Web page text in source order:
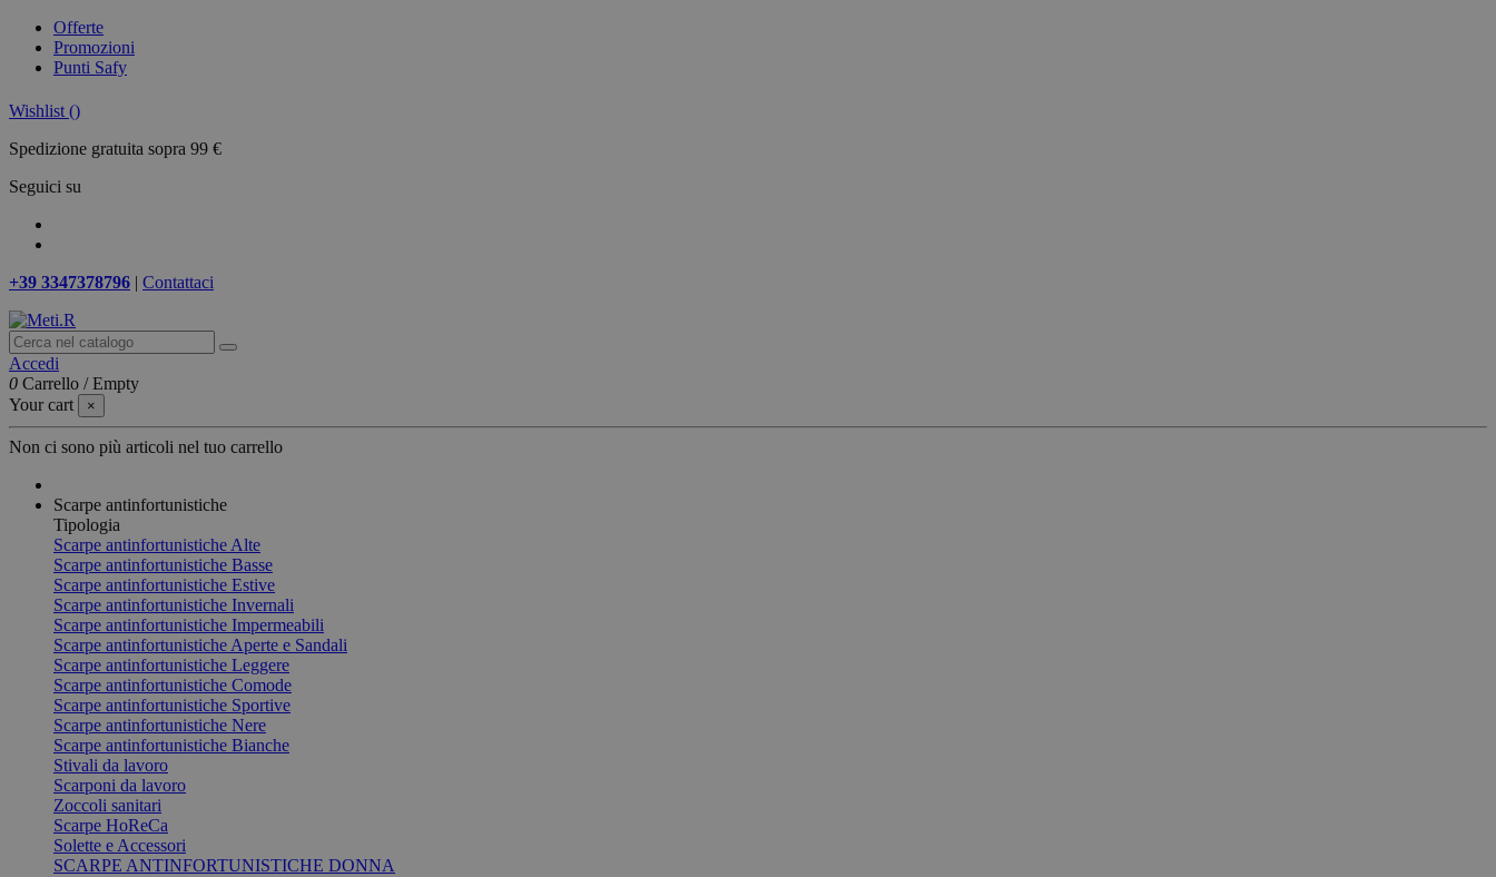
Offerte
Promozioni
Punti Safy
Wishlist ()
Spedizione gratuita sopra 99 €
Seguici su
+39 3347378796 | Contattaci
Accedi
0 Carrello /Empty
Your cart
×
Non ci sono più articoli nel tuo carrello
Scarpe antinfortunistiche
Tipologia
Scarpe antinfortunistiche Alte
Scarpe antinfortunistiche Basse
Scarpe antinfortunistiche Estive
Scarpe antinfortunistiche Invernali
Scarpe antinfortunistiche Impermeabili
Scarpe antinfortunistiche Aperte e Sandali
Scarpe antinfortunistiche Leggere
Scarpe antinfortunistiche Comode
Scarpe antinfortunistiche Sportive
Scarpe antinfortunistiche Nere
Scarpe antinfortunistiche Bianche
Stivali da lavoro
Scarponi da lavoro
Zoccoli sanitari
Scarpe HoReCa
Solette e Accessori
SCARPE ANTINFORTUNISTICHE DONNA